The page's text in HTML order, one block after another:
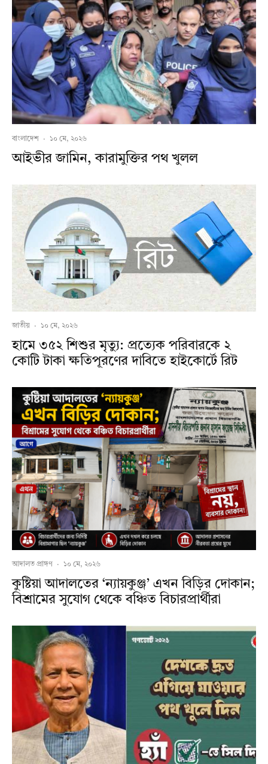
বাংলাদেশ · ১০ মে, ২০২৬
আইভীর জামিন, কারামুক্তির পথ খুলল
জাতীয় · ১০ মে, ২০২৬
হামে ৩৫২ শিশুর মৃত্যু: প্রত্যেক পরিবারকে ২
কোটি টাকা ক্ষতিপূরণের দাবিতে হাইকোর্টে রিট
আদালত প্রাঙ্গণ · ১০ মে, ২০২৬
কুষ্টিয়া আদালতের ‘ন্যায়কুঞ্জ’ এখন বিড়ির দোকান;
বিশ্রামের সুযোগ থেকে বঞ্চিত বিচারপ্রার্থীরা